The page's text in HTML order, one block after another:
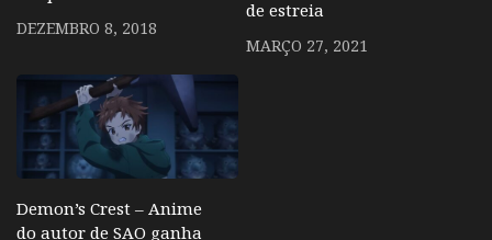
DEZEMBRO 8, 2018
de estreia
MARÇO 27, 2021
Demon’s Crest – Anime
do autor de SAO ganha